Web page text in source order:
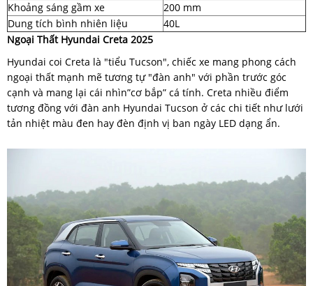
Khoảng sáng gầm xe
200 mm
Dung tích bình nhiên liệu
40L
Ngoại Thất Hyundai Creta 2025
Hyundai coi Creta là "tiểu Tucson", chiếc xe mang phong cách
ngoại thất mạnh mẽ tương tự "đàn anh" với phần trước góc
cạnh và mang lại cái nhìn”cơ bắp” cá tính. Creta nhiều điểm
tương đồng với đàn anh Hyundai Tucson ở các chi tiết như lưới
tản nhiệt màu đen hay đèn định vị ban ngày LED dạng ẩn.